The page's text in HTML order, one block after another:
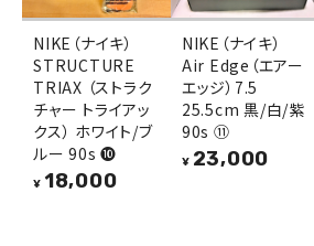
NIKE（ナイキ）
STRUCTURE
TRIAX （ストラク
チャー トライアッ
クス） ホワイト/ブ
ルー 90s ❿
¥ 18,000
NIKE（ナイキ）
Air Edge（エアー
エッジ）7.5
25.5cm 黒/白/紫
90s ⑪
¥ 23,000